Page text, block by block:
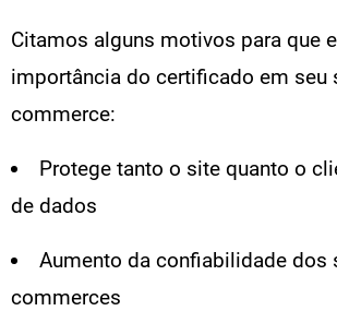
Citamos alguns motivos para que
importância do certificado em seu
commerce:
Protege tanto o site quanto o
de dados
Aumento da confiabilidade dos
commerces